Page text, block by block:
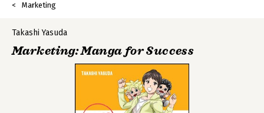
Marketing
Takashi Yasuda
Marketing: Manga for Success